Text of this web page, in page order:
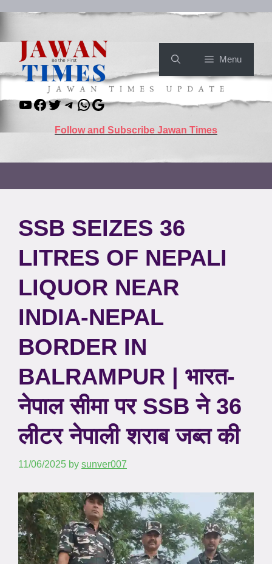
content
Menu
YouTube
Facebook
TwitterTelegram
WhatsApp
Google
Follow and Subscribe Jawan Times
SSB SEIZES 36
LITRES OF NEPALI
LIQUOR NEAR
INDIA-NEPAL
BORDER IN
BALRAMPUR | भारत-
नेपाल सीमा पर SSB ने 36
लीटर नेपाली शराब जब्त की
11/06/2025 by sunver007